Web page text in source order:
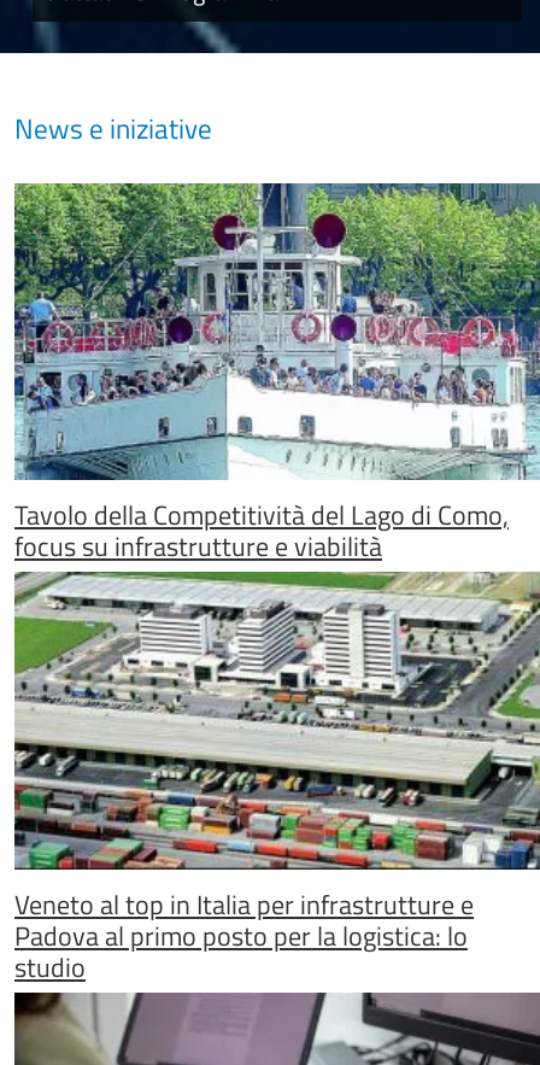
News e iniziative
Tavolo della Competitività del Lago di Como,
focus su infrastrutture e viabilità
Veneto al top in Italia per infrastrutture e
Padova al primo posto per la logistica: lo
studio